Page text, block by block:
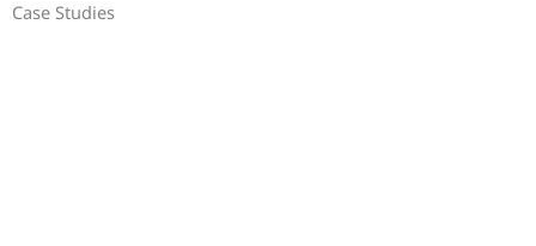
Case Studies